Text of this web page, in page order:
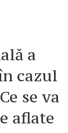
a
cazul
se va
aflate